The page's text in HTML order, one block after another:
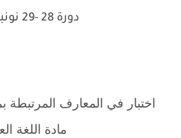
دورة 28 -29 نونبر
اختبار في المعارف المرتبطة
مادة اللغة